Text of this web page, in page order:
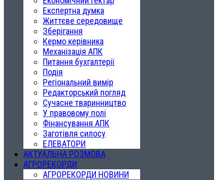
Експертна думка
Життєве середовище
Зберігання
Кермо керівника
Механізація АПК
Питання бухгалтерії
Подія
Регіональний вимір
Редакторський погляд
Сучасне тваринництво
У правовому полі
Фінансування АПК
Заготівля силосу
ЕЛЕВАТОРИ
АКТУАЛЬНА РОЗМОВА
АГРОРЕКОРДИ
АГРОРЕКОРДИ НОВИНИ